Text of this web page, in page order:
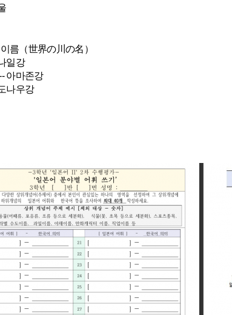
름（世界の川の名）
일강
아마존강
나우강